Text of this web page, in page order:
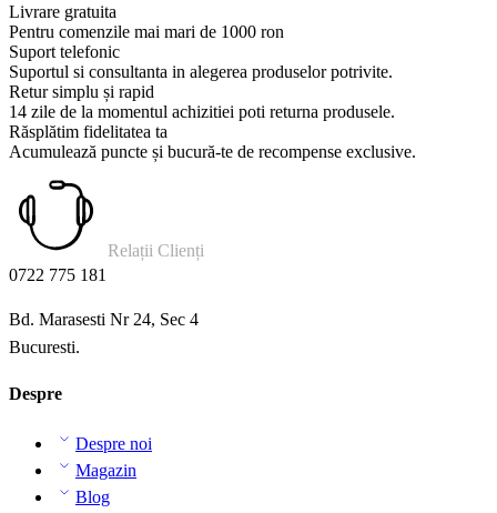
Livrare gratuita
Pentru comenzile mai mari de 1000 ron
Suport telefonic
Suportul si consultanta in alegerea produselor potrivite.
Retur simplu și rapid
14 zile de la momentul achizitiei poti returna produsele.
Răsplătim fidelitatea ta
Acumulează puncte și bucură-te de recompense exclusive.
Relații Clienți
0722 775 181
Bd. Marasesti Nr 24, Sec 4
Bucuresti.
Despre
Despre noi
Magazin
Blog